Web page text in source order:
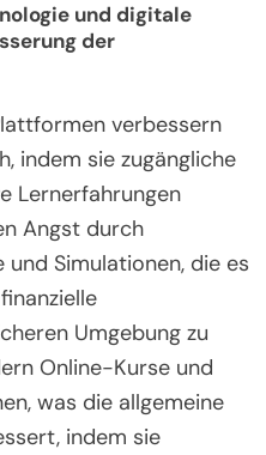
und digitale
der
verbessern
indem sie zugängliche
Lernerfahrungen
Angst durch
Simulationen, die es
Umgebung zu
Online-Kurse und
was die allgemeine
indem sie